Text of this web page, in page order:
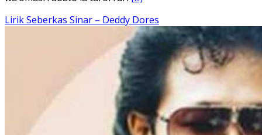
Ena’o natola ukhamoHaga mbawa ba desa’aUhalo ube’e
khomoUohe ia ube bangaimo Ena’o
Lirik Lagu FAFOFA Ciptaan Fajar Halawa Vocal Rendi Gulo